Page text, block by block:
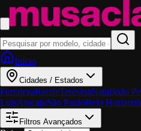
Início
Cidades / Estados
FortalezaRecifeTeresinaNatalJoão
LuisAracajuSão PauloBelo
Filtros Avançados